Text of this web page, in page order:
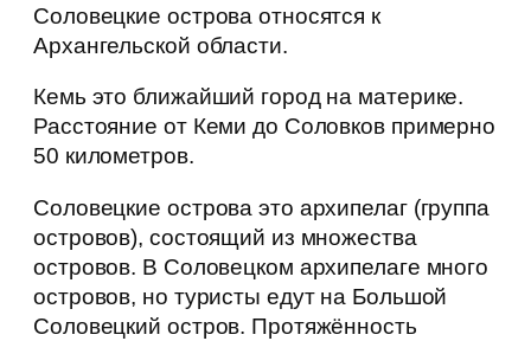
Соловецкие острова относятся к
Архангельской области.
Кемь это ближайший город на материке.
Расстояние от Кеми до Соловков примерно
50 километров.
Соловецкие острова это архипелаг (группа
островов), состоящий из множества
островов. В Соловецком архипелаге много
островов, но туристы едут на Большой
Соловецкий остров. Протяжённость